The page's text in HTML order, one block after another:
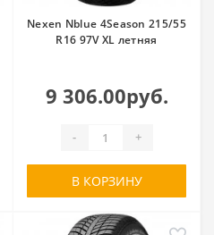
Nexen Nblue 4Season 215/55
R16 97V XL летняя
9 306.00руб.
- +
В КОРЗИНУ